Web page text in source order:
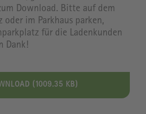
Download. Bitte auf dem
oder im Parkhaus parken,
für die Ladenkunden
Dank!
(1009.35 KB)